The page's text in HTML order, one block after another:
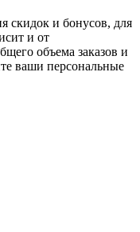
скидок и бонусов, для
и от
объема заказов и
ваши персональные